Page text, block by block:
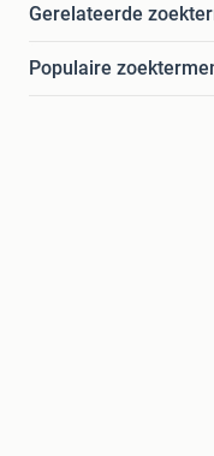
Gerelateerde
Populaire